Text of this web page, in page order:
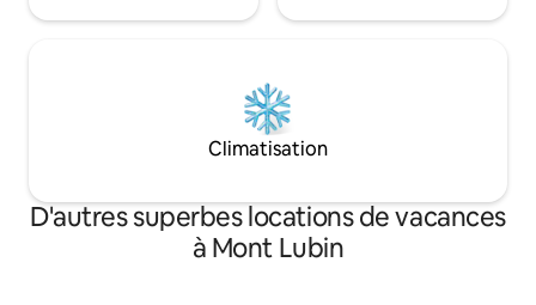
Climatisation
D'autres superbes locations de vacances
à Mont Lubin